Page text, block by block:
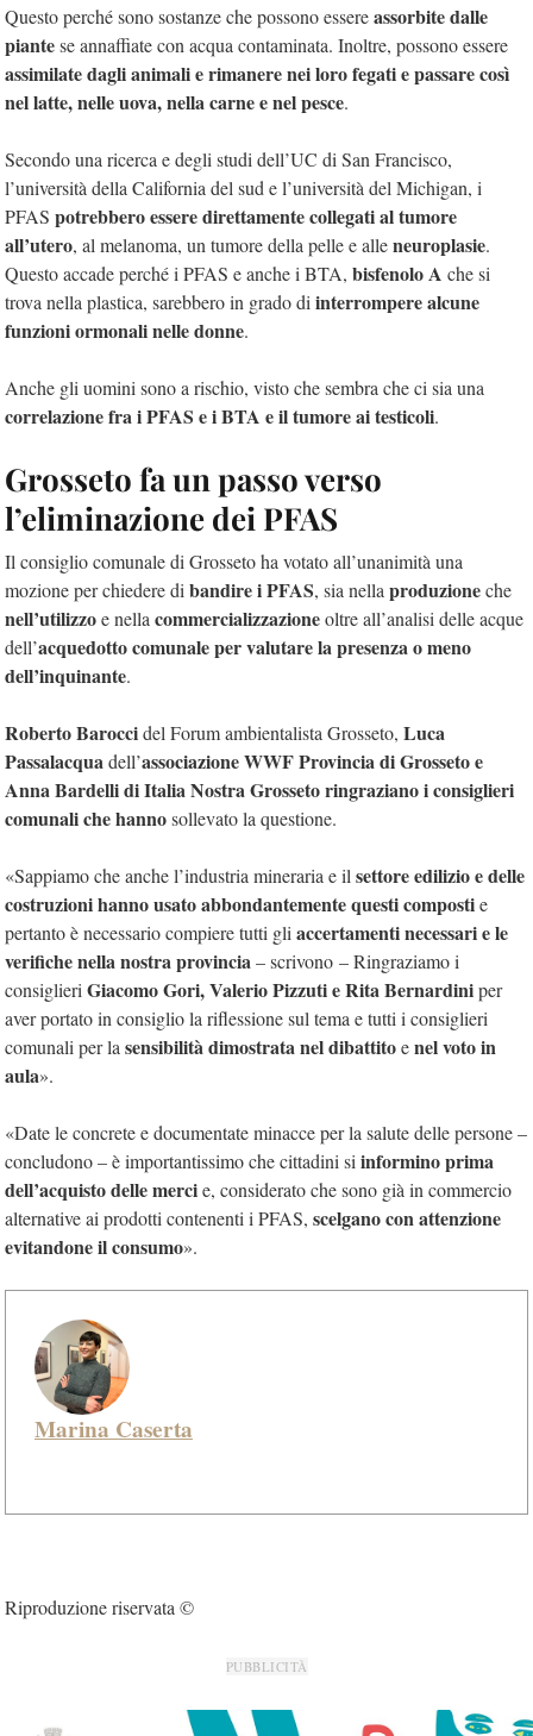
Questo perché sono sostanze che possono essereassorbite dalle
piantese annaffiate con acqua contaminata. Inoltre, possono essere
assimilate dagli animali e rimanere nei loro fegati e passare così
nel latte, nelle uova, nella carne e nel pesce.
Secondo una ricerca e degli studi dell’UC di San Francisco,
l’università della California del sud e l’università del Michigan, i
PFAS potrebbero essere direttamente collegati al tumore
all’utero, al melanoma, un tumore della pelle ealleneuroplasie.
Questo accade perché i PFAS e anche i BTA, bisfenolo A che si
trova nella plastica, sarebbero in grado di interrompere alcune
funzioni ormonali nelle donne.
Anche gli uomini sono a rischio, visto che sembra che ci sia una
correlazione fra i PFAS e i BTA e il tumore ai testicoli.
Grosseto fa un passo verso
l’eliminazione dei PFAS
Il consiglio comunale di Grosseto ha votato all’unanimità una
mozione per chiedere di bandire i PFAS, sia nella produzioneche
nell’utilizzoe nella commercializzazioneoltre all’analisi delle acque
dell’acquedotto comunale per valutare la presenza o meno
dell’inquinante.
Roberto Baroccidel Forum ambientalista Grosseto, Luca
Passalacquadell’associazione WWF Provincia di Grosseto e
Anna Bardelli di Italia Nostra Grosseto ringraziano i consiglieri
comunali che hannosollevato la questione.
«Sappiamo che anche l’industria mineraria e il settore edilizio e delle
costruzioni hanno usato abbondantemente questi compostie
pertanto è necessario compiere tutti gli accertamenti necessari e le
verifiche nella nostra provincia– scrivono –Ringraziamo i
consiglieri GiacomoGori, Valerio Pizzuti e Rita Bernardiniper
aver portato in consiglio la riflessione sul tema e tutti i consiglieri
comunali per la sensibilità dimostrata nel dibattitoenel voto in
aula».
«Date le concrete e documentate minacce per la salute delle persone –
concludono – è importantissimo che cittadini si informino prima
dell’acquisto delle mercie, considerato che sono già in commercio
alternative ai prodotti contenenti i PFAS, scelgano con attenzione
evitandone il consumo».
Marina Caserta
Riproduzione riservata ©
PUBBLICITÀ